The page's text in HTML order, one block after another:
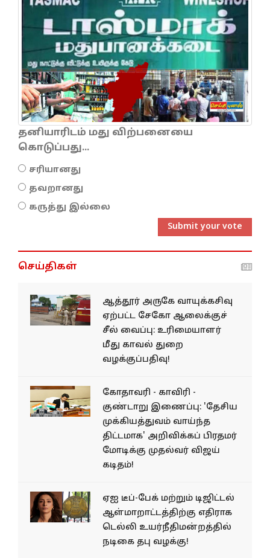
தனியாரிடம் மது விற்பனையை
கொடுப்பது...
சரியானது
தவறானது
கருத்து இல்லை
Submit your vote
செய்திகள்
ஆத்தூர் அருகே வாயுக்கசிவு
ஏற்பட்ட சேகோ ஆலைக்குச்
சீல் வைப்பு: உரிமையாளர்
மீது காவல் துறை
வழக்குப்பதிவு!
கோதாவரி - காவிரி -
குண்டாறு இணைப்பு: 'தேசிய
முக்கியத்துவம் வாய்ந்த
திட்டமாக' அறிவிக்கப் பிரதமர்
மோடிக்கு முதல்வர் விஜய்
கடிதம்!
ஏஐ டீப்-பேக் மற்றும் டிஜிட்டல்
ஆள்மாறாட்டத்திற்கு எதிராக
டெல்லி உயர்நீதிமன்றத்தில்
நடிகை தபு வழக்கு!